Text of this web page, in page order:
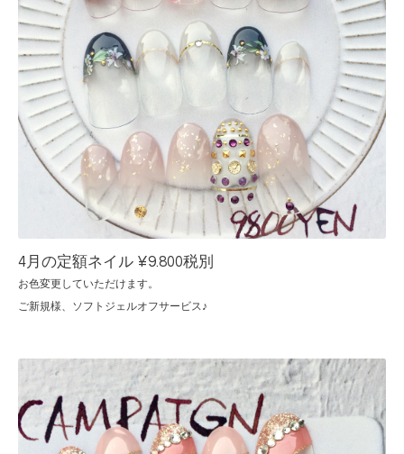
4月の定額ネイル ¥9.800税別
お色変更していただけます。
ご新規様、ソフトジェルオフサービス♪